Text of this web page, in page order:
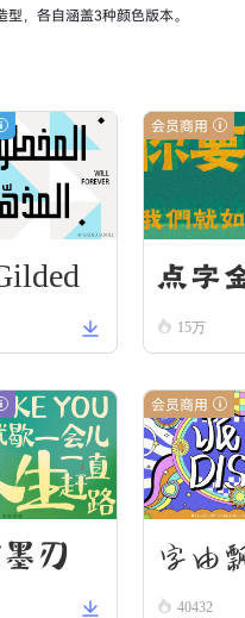
，各自涵盖3种颜色版本。
会员商用
点字
15万
刃
会员商用
字由
40432